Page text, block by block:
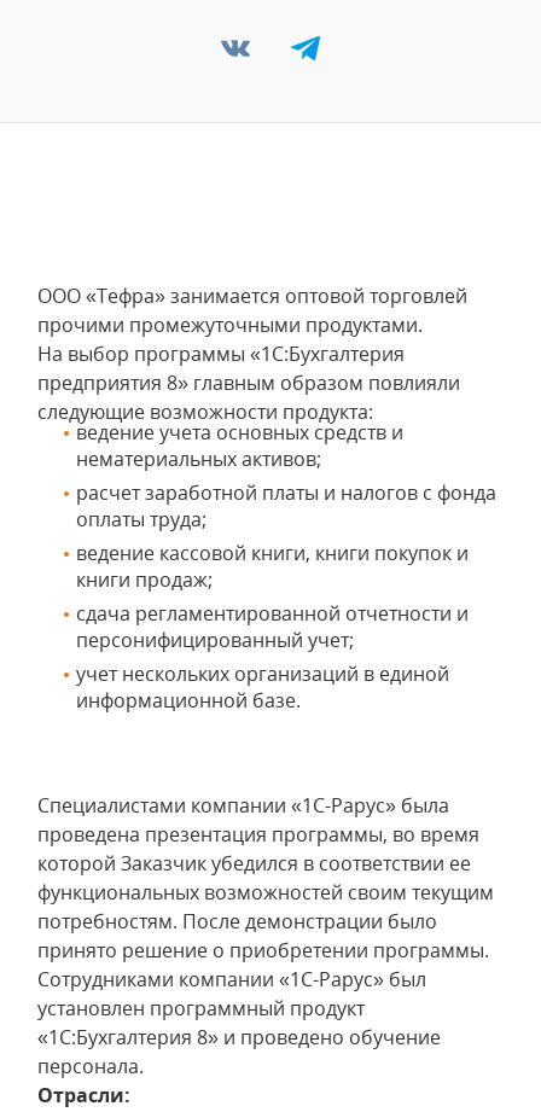
ООО «Тефра» занимается оптовой торговлей
прочими промежуточными продуктами.
На выбор программы «1С:Бухгалтерия
предприятия 8» главным образом повлияли
следующие возможности продукта:
ведение учета основных средств и
нематериальных активов;
расчет заработной платы и налогов с фонда
оплаты труда;
ведение кассовой книги, книги покупок и
книги продаж;
сдача регламентированной отчетности и
персонифицированный учет;
учет нескольких организаций в единой
информационной базе.
Специалистами компании «1С-Рарус» была
проведена презентация программы, во время
которой Заказчик убедился в соответствии ее
функциональных возможностей своим текущим
потребностям. После демонстрации было
принято решение о приобретении программы.
Сотрудниками компании «1С-Рарус» был
установлен программный продукт
«1С:Бухгалтерия 8» и проведено обучение
персонала.
Отрасли: